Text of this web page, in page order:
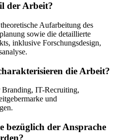
der Arbeit?
Aufarbeitung des
sowie die detaillierte
inklusive Forschungsdesign,
die Arbeit?
IT-Recruiting,
und
bezüglich der Ansprache